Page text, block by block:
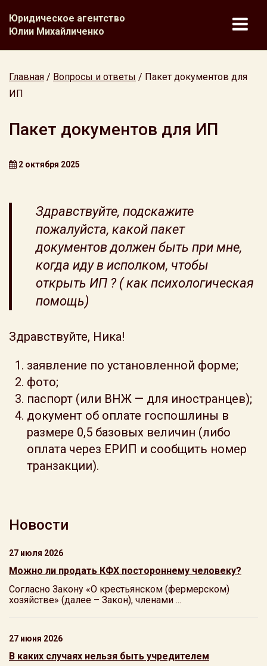
Юридическое агентство
Юлии Михайличенко
Главная / Вопросы и ответы / Пакет документов для
ИП
Пакет документов для ИП
2 октября 2025
Здравствуйте, подскажите
пожалуйста, какой пакет
документов должен быть при мне,
когда иду в исполком, чтобы
открыть ИП ? ( как психологическая
помощь)
Здравствуйте, Ника!
заявление по установленной форме;
фото;
паспорт (или ВНЖ — для иностранцев);
документ об оплате госпошлины в
размере 0,5 базовых величин (либо
оплата через ЕРИП и сообщить номер
транзакции).
Новости
27 июля 2026
Можно ли продать КФХ постороннему человеку?
Согласно Закону «О крестьянском (фермерском)
хозяйстве» (далее – Закон), членами ...
27 июня 2026
В каких случаях нельзя быть учредителем